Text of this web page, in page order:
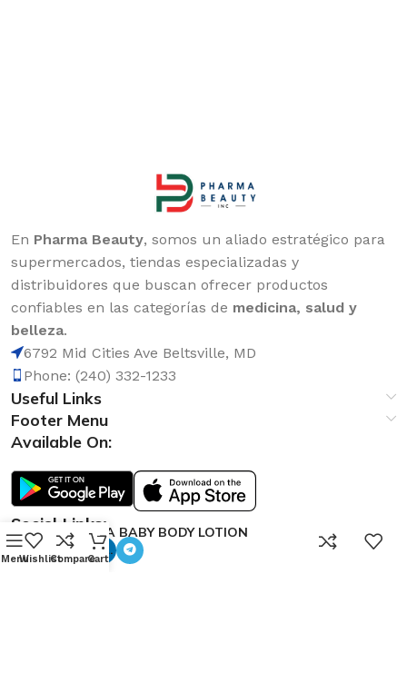
En Pharma Beauty, somos un aliado estratégico para
supermercados, tiendas especializadas y
distribuidores que buscan ofrecer productos
confiables en las categorías de medicina, salud y
belleza.
6792 Mid Cities Ave Beltsville, MD
Phone: (240) 332-1233
Useful Links
Footer Menu
Available On:
Social Links:AVENA BABY BODY LOTION
300ML.
MenuWishlistCompare
0
Cart